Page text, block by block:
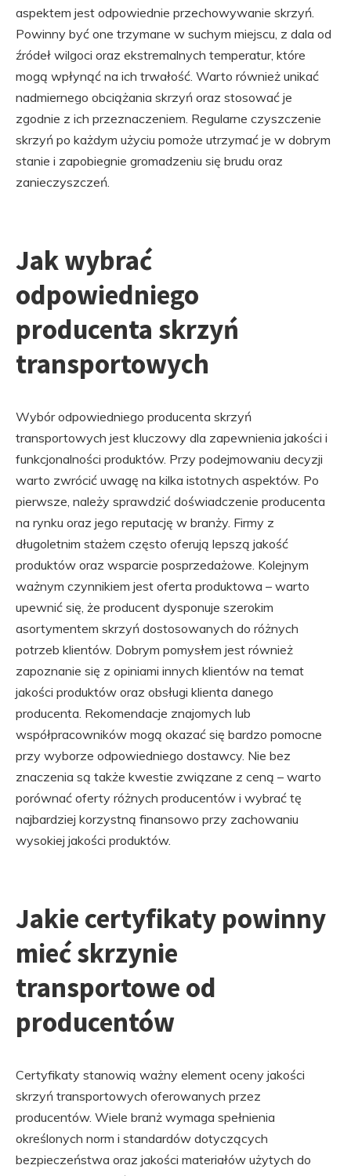
aspektem jest odpowiednie przechowywanie skrzyń.
Powinny być one trzymane w suchym miejscu, z dala od
źródeł wilgoci oraz ekstremalnych temperatur, które
mogą wpłynąć na ich trwałość. Warto również unikać
nadmiernego obciążania skrzyń oraz stosować je
zgodnie z ich przeznaczeniem. Regularne czyszczenie
skrzyń po każdym użyciu pomoże utrzymać je w dobrym
stanie i zapobiegnie gromadzeniu się brudu oraz
zanieczyszczeń.
Jak wybrać
odpowiedniego
producenta skrzyń
transportowych
Wybór odpowiedniego producenta skrzyń
transportowych jest kluczowy dla zapewnienia jakości i
funkcjonalności produktów. Przy podejmowaniu decyzji
warto zwrócić uwagę na kilka istotnych aspektów. Po
pierwsze, należy sprawdzić doświadczenie producenta
na rynku oraz jego reputację w branży. Firmy z
długoletnim stażem często oferują lepszą jakość
produktów oraz wsparcie posprzedażowe. Kolejnym
ważnym czynnikiem jest oferta produktowa – warto
upewnić się, że producent dysponuje szerokim
asortymentem skrzyń dostosowanych do różnych
potrzeb klientów. Dobrym pomysłem jest również
zapoznanie się z opiniami innych klientów na temat
jakości produktów oraz obsługi klienta danego
producenta. Rekomendacje znajomych lub
współpracowników mogą okazać się bardzo pomocne
przy wyborze odpowiedniego dostawcy. Nie bez
znaczenia są także kwestie związane z ceną – warto
porównać oferty różnych producentów i wybrać tę
najbardziej korzystną finansowo przy zachowaniu
wysokiej jakości produktów.
Jakie certyfikaty powinny
mieć skrzynie
transportowe od
producentów
Certyfikaty stanowią ważny element oceny jakości
skrzyń transportowych oferowanych przez
producentów. Wiele branż wymaga spełnienia
określonych norm i standardów dotyczących
bezpieczeństwa oraz jakości materiałów użytych do